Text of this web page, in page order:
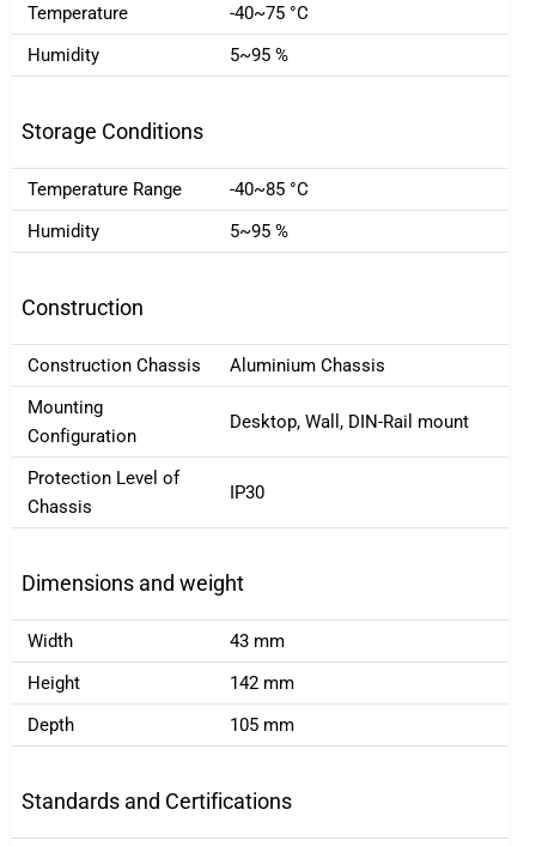
Temperature
-40~75 °C
Humidity
5~95 %
Storage Conditions
Temperature Range
-40~85 °C
Humidity
5~95 %
Construction
Construction Chassis
Aluminium Chassis
Mounting
Configuration
Desktop, Wall, DIN-Rail mount
Protection Level of
Chassis
IP30
Dimensions and weight
Width
43 mm
Height
142 mm
Depth
105 mm
Standards and Certifications